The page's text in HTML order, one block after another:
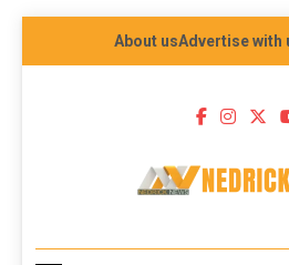
About usAdvertise with